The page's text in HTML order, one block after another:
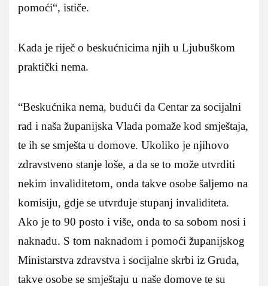
pomoći“, ističe.
Kada je riječ o beskućnicima njih u Ljubuškom
praktički nema.
“Beskućnika nema, budući da Centar za socijalni
rad i naša županijska Vlada pomaže kod smještaja,
te ih se smješta u domove. Ukoliko je njihovo
zdravstveno stanje loše, a da se to može utvrditi
nekim invaliditetom, onda takve osobe šaljemo na
komisiju, gdje se utvrđuje stupanj invaliditeta.
Ako je to 90 posto i više, onda to sa sobom nosi i
naknadu. S tom naknadom i pomoći županijskog
Ministarstva zdravstva i socijalne skrbi iz Gruda,
takve osobe se smještaju u naše domove te su